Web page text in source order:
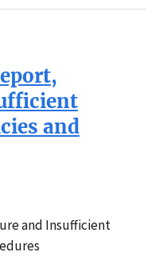
and
and Insufficient